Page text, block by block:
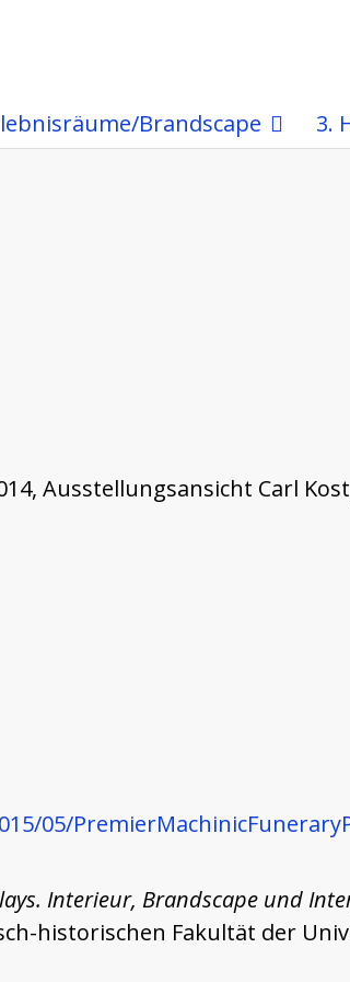
Brandscape 3.
Ausstellungsansicht Carl
Interieur, Brandscape und
historischen Fakultät der